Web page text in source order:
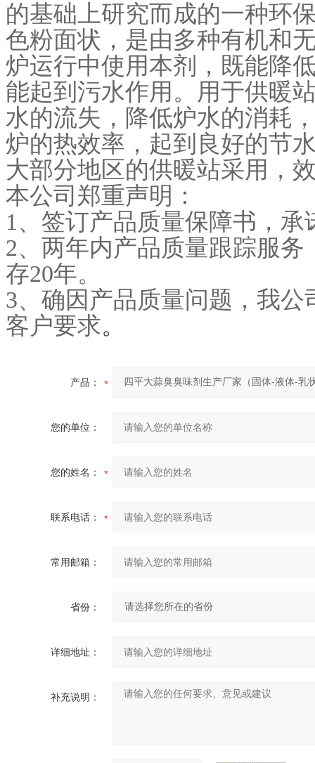
的基础上研究而成的一种环
色粉面状，是由多种有机和
炉运行中使用本剂，既能降
能起到污水作用。用于供暖
水的流失，降低炉水的消耗
炉的热效率，起到良好的节
大部分地区的供暖站采用，
本公司郑重声明：
1 、签订产品质量保障书，
2、两年内产品质量跟踪服
存20年。
3、确因产品质量问题，我
客户要求。
产品：
您的单位：
您的姓名：
联系电话：
常用邮箱：
省份：
详细地址：
补充说明：